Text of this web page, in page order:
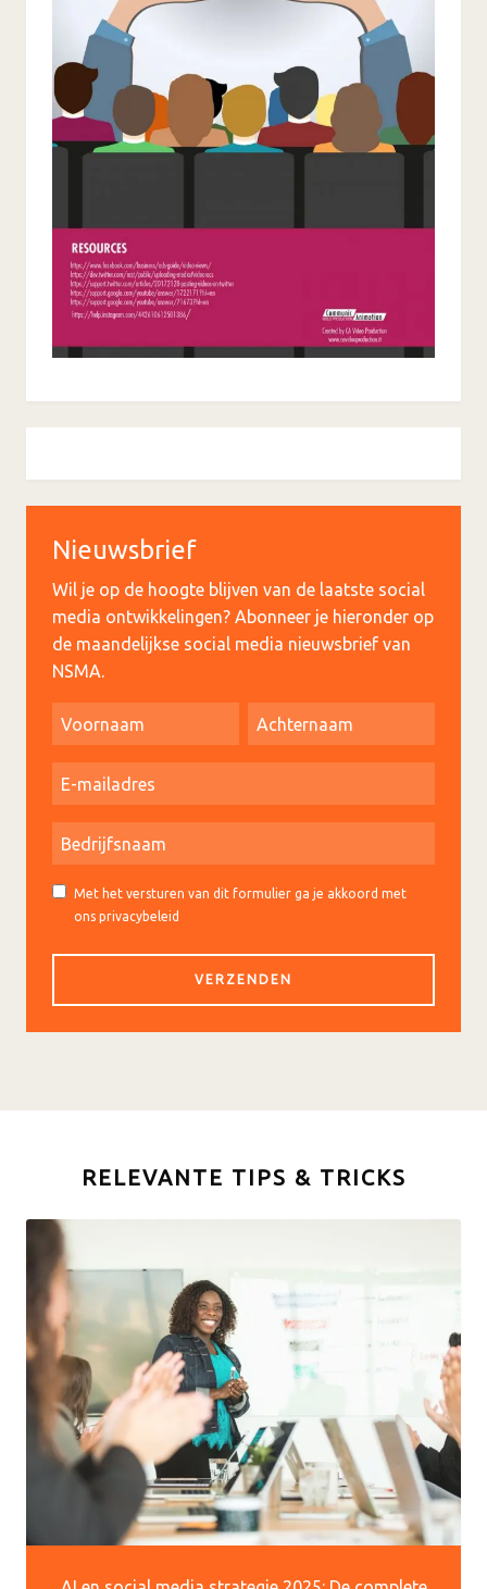
Nieuwsbrief
Wil je op de hoogte blijven van de laatste social
media ontwikkelingen? Abonneer je hieronder op
de maandelijkse social media nieuwsbrief van
NSMA.
Met het versturen van dit formulier ga je akkoord met
ons privacybeleid
RELEVANTE TIPS & TRICKS